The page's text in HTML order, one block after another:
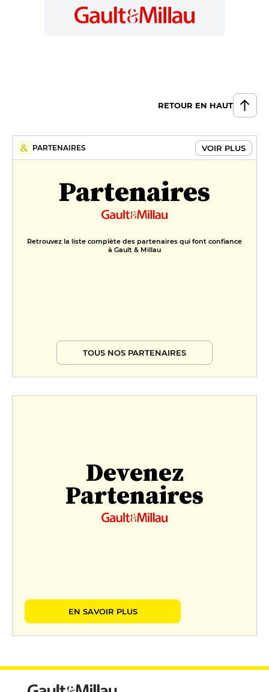
RETOUR EN HAUT
PARTENAIRES VOIR PLUS
Partenaires
Retrouvez la liste complète des partenaires qui font confiance
à Gault & Millau
TOUS NOS PARTENAIRES
Devenez
Partenaires
EN SAVOIR PLUS